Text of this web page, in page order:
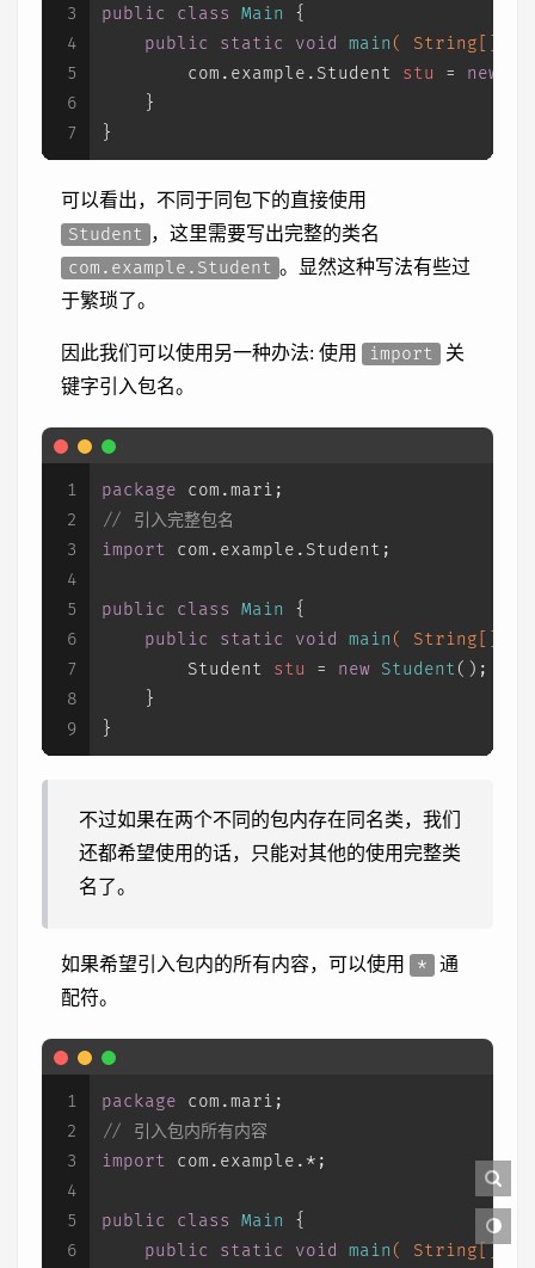
3
4
5
6
7
public class Main
{
public
static void main ( String[]
        com.example.
Student stu = new
    }
}
可以看出，不同于同包下的直接使用
Student ，这里需要写出完整的类名
com.example.Student 。显然这种写法有些过
于繁琐了。
因此我们可以使用另一种办法: 使用 import
关
键字引入包名。
1
2
3
4
5
6
7
8
9
package com.mari;
// 引入完整包名
import
com.example.Student;
public class Main
{
public
static void main ( String[]
Student
stu = new Student ();
    }
}
不过如果在两个不同的包内存在同名类，我们
还都希望使用的话，只能对其他的使用完整类
名了。
如果希望引入包内的所有内容，可以使用 *
通
配符。
1
2
3
4
5
6
package com.mari;
// 引入包内所有内容
import
com.example.*;
public class Main
{
public
static void main ( String[]